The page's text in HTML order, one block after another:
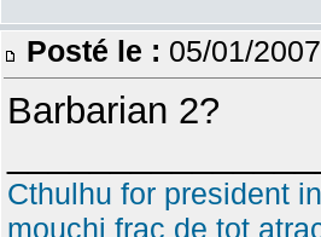
Posté le : 05/01/
Barbarian 2?
Cthulhu for president
mouchi frac de tot